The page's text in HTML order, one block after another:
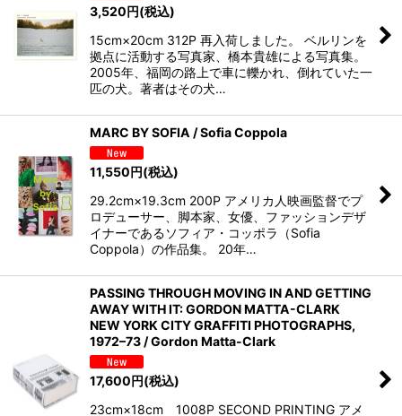
3,520円(税込)
15cm×20cm 312P 再入荷しました。 ベルリンを
拠点に活動する写真家、橋本貴雄による写真集。
2005年、福岡の路上で車に轢かれ、倒れていた一
匹の犬。著者はその犬…
MARC BY SOFIA / Sofia Coppola
11,550円(税込)
29.2cm×19.3cm 200P アメリカ人映画監督でプ
ロデューサー、脚本家、女優、ファッションデザ
イナーであるソフィア・コッポラ（Sofia
Coppola）の作品集。 20年…
PASSING THROUGH MOVING IN AND GETTING
AWAY WITH IT: GORDON MATTA-CLARK
NEW YORK CITY GRAFFITI PHOTOGRAPHS,
1972–73 / Gordon Matta-Clark
17,600円(税込)
23cm×18cm 1008P SECOND PRINTING アメ